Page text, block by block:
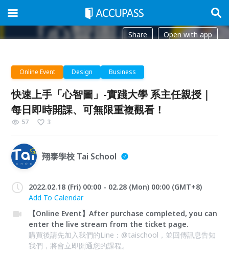
Share Open with app
Online Event Design Business
快速上手「心智圖」-實踐大學 系主任親授｜
每日即時開課、可無限重複觀看！
57 3
翔泰學校 Tai School
2022.02.18 (Fri) 00:00 - 02.28 (Mon) 00:00 (GMT+8)
Add To Calendar
【Online Event】After purchase completed, you can
enter the live stream from the ticket page.
購買後請先加入我們的Line：@taischool，並回傳訊息告知
我們，將會立即開通您的課程。